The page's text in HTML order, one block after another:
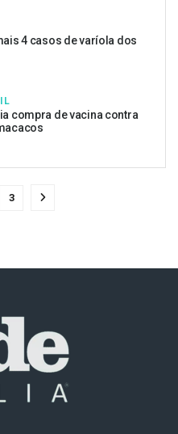
4 casos de varíola dos
compra de vacina contra
3